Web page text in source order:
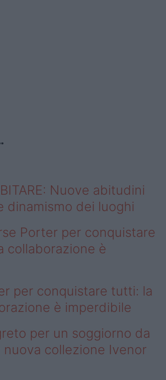
Nuove abitudini
dinamismo dei luoghi
Porter per conquistare
collaborazione è
per conquistare tutti: la
è imperdibile
per un soggiorno da
nuova collezione Ivenor